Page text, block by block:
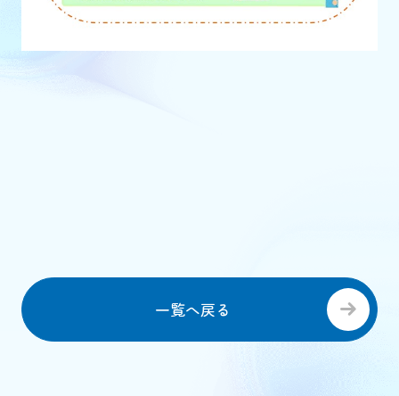
一覧へ戻る